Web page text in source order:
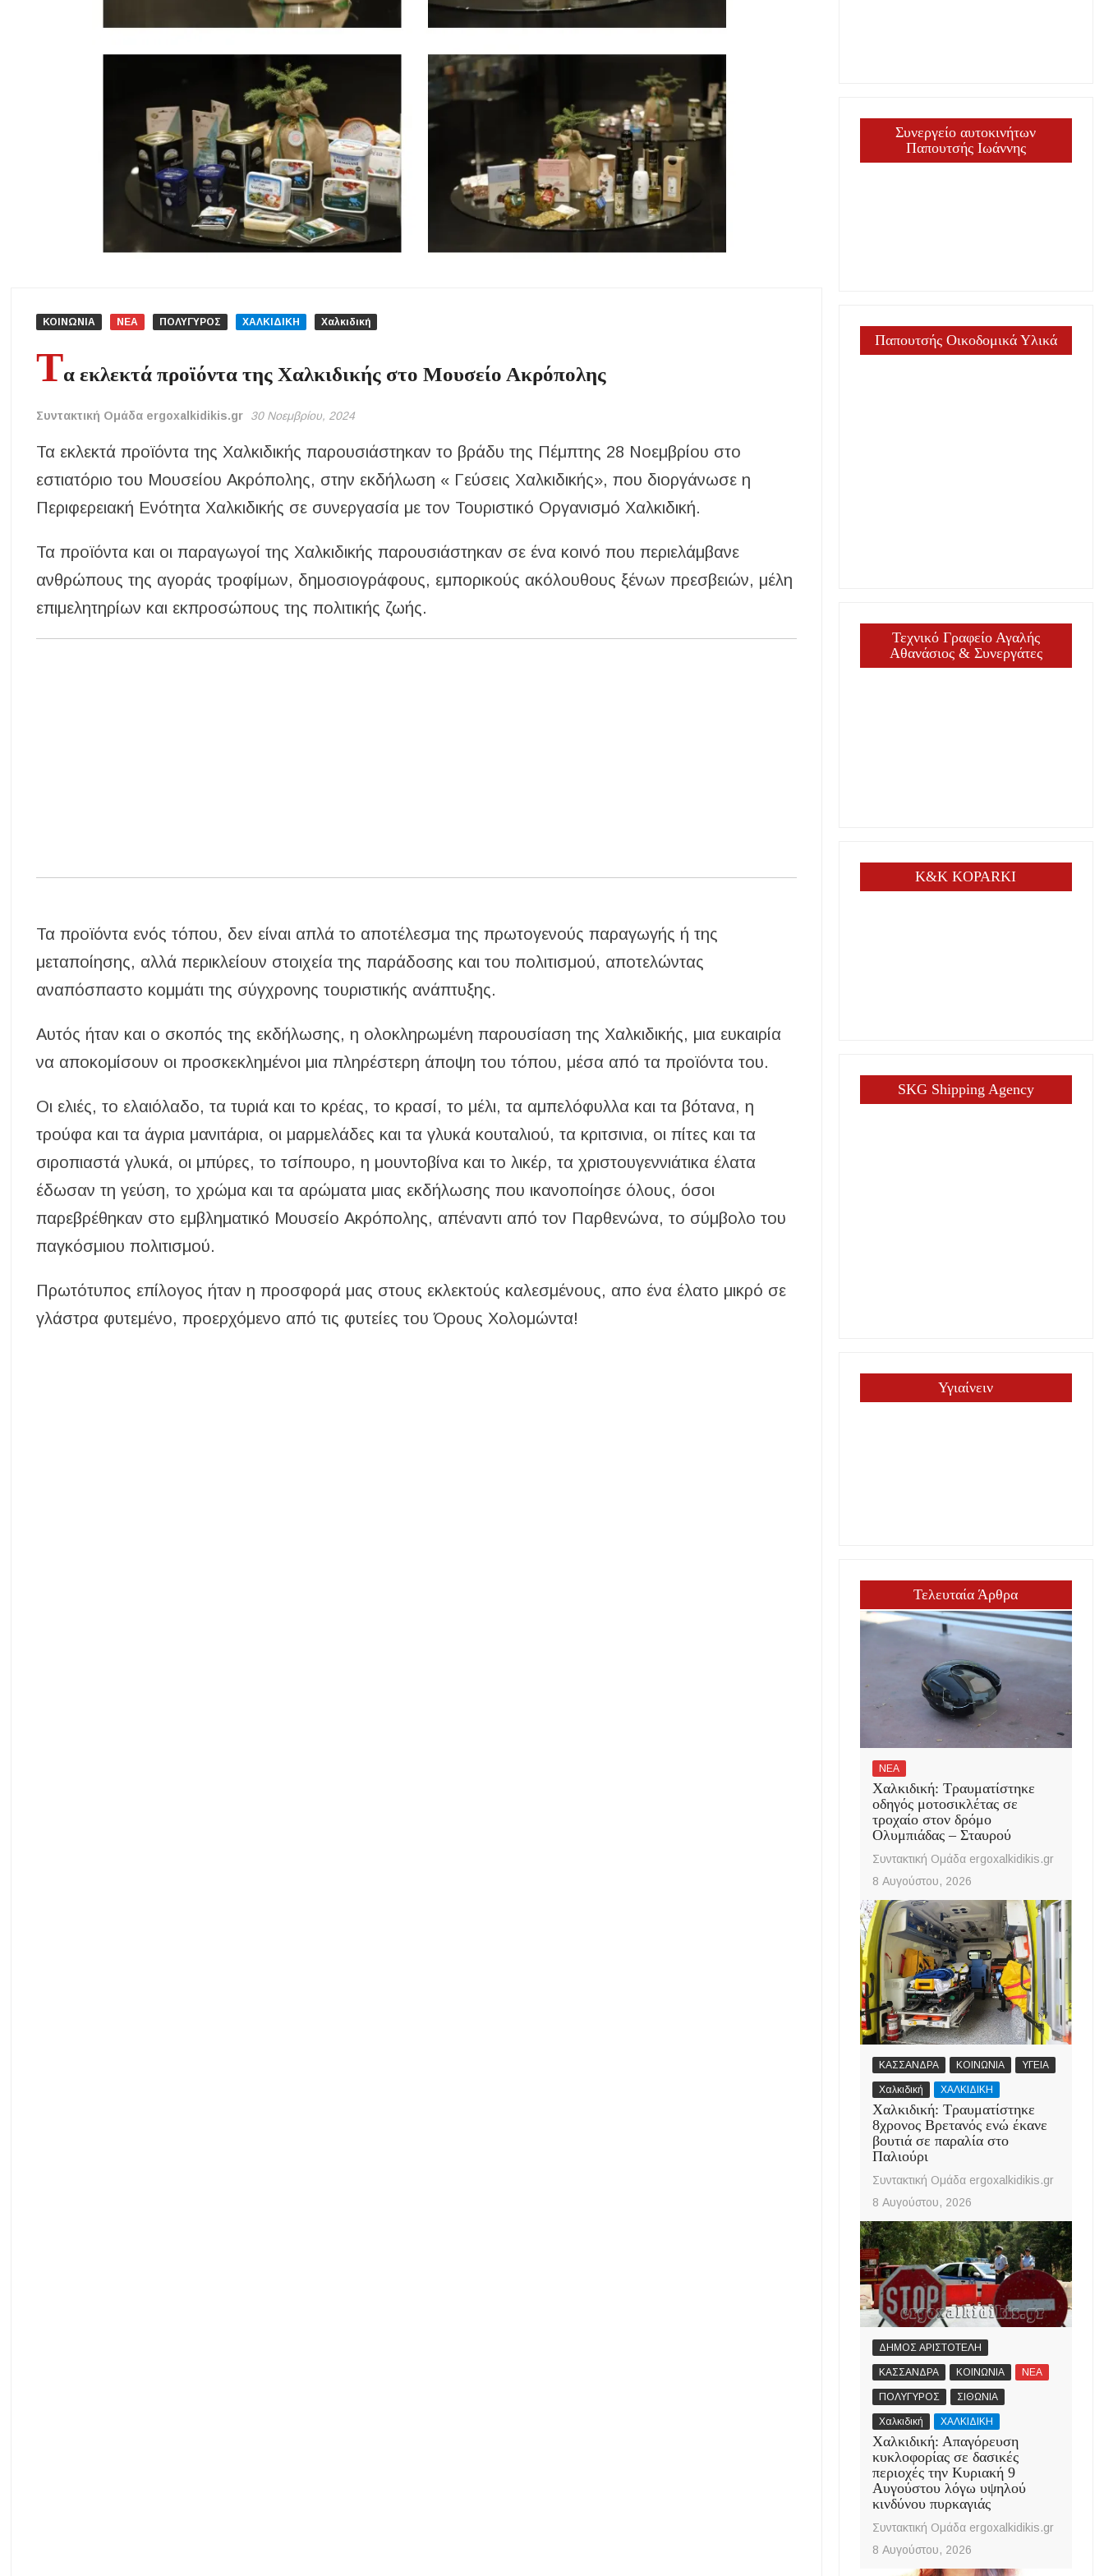
Εγκρίθηκε η λειτουργία τμήματος της Σ.Α.Ε.Κ. Μουδανιών στον Πολύγυρο– Δικαίωση της διεκδίκησης του Δήμου Πολυγύρου
Χαλκιδική: Νεκρός 69χρονος λουόμενος στην παραλία Σίβηρης
Διακοπές ρεύματος σε περιοχές της Χαλκιδικής – Πότε και πού θα σημειωθούν
Νέες χρηματοδοτήσεις από το Πράσινο Ταμείο για δήμους της Κεντρικής Μακεδονίας
ΚΟΙΝΩΝΙΑ ΝΕΑ ΠΟΛΥΓΥΡΟΣ ΧΑΛΚΙΔΙΚΗ Χαλκιδική
Τα εκλεκτά προϊόντα της Χαλκιδικής στο Μουσείο Ακρόπολης
Συντακτική Ομάδα ergoxalkidikis.gr 30 Νοεμβρίου, 2024
Τα εκλεκτά προϊόντα της Χαλκιδικής παρουσιάστηκαν το βράδυ της Πέμπτης 28 Νοεμβρίου στο
εστιατόριο του Μουσείου Ακρόπολης, στην εκδήλωση « Γεύσεις Χαλκιδικής», που διοργάνωσε η
Περιφερειακή Ενότητα Χαλκιδικής σε συνεργασία με τον Τουριστικό Οργανισμό Χαλκιδική.
Τα προϊόντα και οι παραγωγοί της Χαλκιδικής παρουσιάστηκαν σε ένα κοινό που περιελάμβανε
ανθρώπους της αγοράς τροφίμων, δημοσιογράφους, εμπορικούς ακόλουθους ξένων πρεσβειών, μέλη
επιμελητηρίων και εκπροσώπους τηςπολιτικής ζωής.
Τα προϊόντα ενός τόπου, δεν είναι απλά το αποτέλεσμα της πρωτογενούς παραγωγής ή της
μεταποίησης, αλλά περικλείουν στοιχεία της παράδοσης και του πολιτισμού, αποτελώντας
αναπόσπαστο κομμάτι της σύγχρονης τουριστικής ανάπτυξης.
Αυτός ήταν και ο σκοπός της εκδήλωσης, η ολοκληρωμένη παρουσίαση της Χαλκιδικής, μια ευκαιρία
να αποκομίσουν οι προσκεκλημένοι μια πληρέστερη άποψη του τόπου, μέσα από τα προϊόντα του.
Οι ελιές, το ελαιόλαδο, τα τυριά και το κρέας, το κρασί, το μέλι, τα αμπελόφυλλα και τα βότανα, η
τρούφα και τα άγρια μανιτάρια, οι μαρμελάδες και τα γλυκά κουταλιού, τα κριτσινια, οι πίτες και τα
σιροπιαστά γλυκά, οι μπύρες, το τσίπουρο, η μουντοβίνα και το λικέρ, τα χριστουγεννιάτικα έλατα
έδωσαν τη γεύση, το χρώμα και τα αρώματα μιας εκδήλωσης που ικανοποίησε όλους, όσοι
παρεβρέθηκαν στο εμβληματικό Μουσείο Ακρόπολης, απέναντι από τον Παρθενώνα, το σύμβολο του
παγκόσμιου πολιτισμού.
Πρωτότυπος επίλογος ήταν η προσφορά μας στους εκλεκτούς καλεσμένους, απο ένα έλατο μικρό σε
γλάστρα φυτεμένο, προερχόμενο από τις φυτείες του Όρους Χολομώντα!
Συνεργείο αυτοκινήτων
Παπουτσής Ιωάννης
Παπουτσής Οικοδομικά Υλικά
Τεχνικό Γραφείο Αγαλής
Αθανάσιος & Συνεργάτες
K&K KOPARKI
SKG Shipping Agency
Υγιαίνειν
Τελευταία Άρθρα
ΝΕΑ
Χαλκιδική: Τραυματίστηκε
οδηγός μοτοσικλέτας σε
τροχαίο στον δρόμο
Ολυμπιάδας – Σταυρού
Συντακτική Ομάδα ergoxalkidikis.gr
8 Αυγούστου, 2026
ΚΑΣΣΑΝΔΡΑ ΚΟΙΝΩΝΙΑ ΥΓΕΙΑ
Χαλκιδική ΧΑΛΚΙΔΙΚΗ
Χαλκιδική: Τραυματίστηκε
8χρονος Βρετανός ενώ έκανε
βουτιά σε παραλία στο
Παλιούρι
Συντακτική Ομάδα ergoxalkidikis.gr
8 Αυγούστου, 2026
ΔΗΜΟΣ ΑΡΙΣΤΟΤΕΛΗ
ΚΑΣΣΑΝΔΡΑ ΚΟΙΝΩΝΙΑ ΝΕΑ
ΠΟΛΥΓΥΡΟΣ ΣΙΘΩΝΙΑ
Χαλκιδική ΧΑΛΚΙΔΙΚΗ
Χαλκιδική: Απαγόρευση
κυκλοφορίας σε δασικές
περιοχές την Κυριακή 9
Αυγούστου λόγω υψηλού
κινδύνου πυρκαγιάς
Συντακτική Ομάδα ergoxalkidikis.gr
8 Αυγούστου, 2026